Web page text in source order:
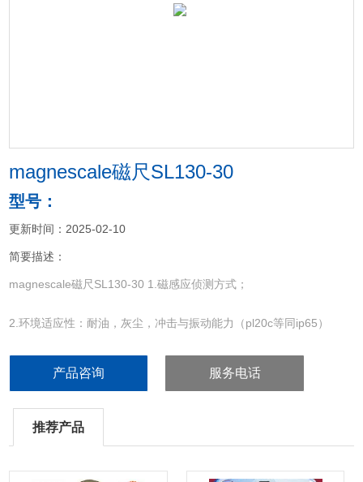
magnescale磁尺SL130-30
型号：
更新时间：2025-02-10
简要描述：
magnescale磁尺SL130-30 1.磁感应侦测方式；
2.环境适应性：耐油，灰尘，冲击与振动能力（pl20c等同ip65）
6.适合安装在木材，石材加工机与金属加工机等大型机器上。
产品咨询 服务电话
推荐产品